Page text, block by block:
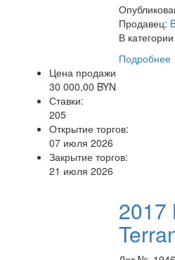
Продавец:
В категории
Подробнее
Цена продажи
30 000,00 BYN
Ставки:
205
Открытие торгов:
07 июля 2026
Закрытие торгов:
21 июля 2026
2017